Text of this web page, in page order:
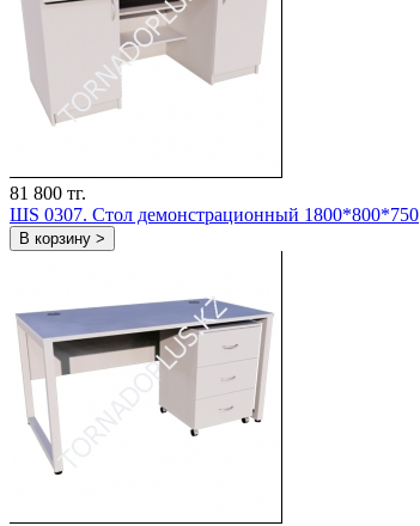
81 800 тг.
ШS 0307. Стол демонстрационный 1800*800*750
В корзину >